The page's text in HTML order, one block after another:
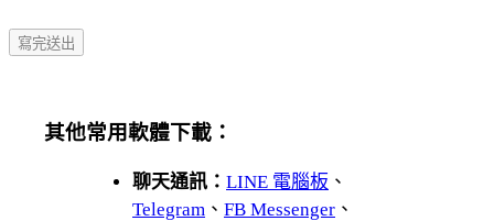
其他常用軟體下載：
聊天通訊： LINE 電腦板 、
Telegram 、 FB Messenger 、